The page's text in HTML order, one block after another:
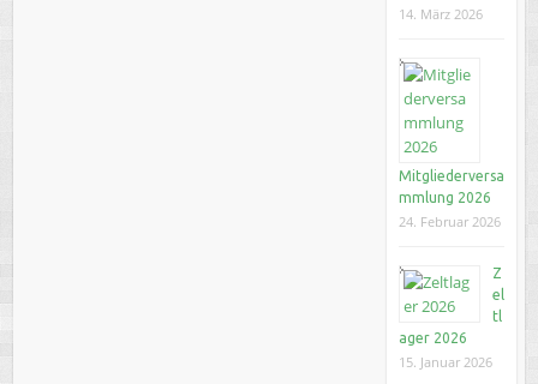
14. März 2026
Mitgliederversa
mmlung 2026
24. Februar 2026
Z
el
tl
ager 2026
15. Januar 2026